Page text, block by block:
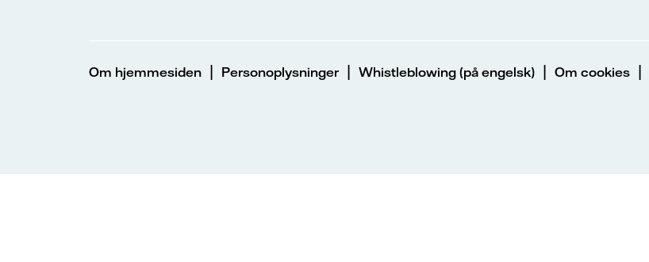
Om hjemmesiden | Personoplysninger | Whistleblowing (på engelsk) | Om cookies |